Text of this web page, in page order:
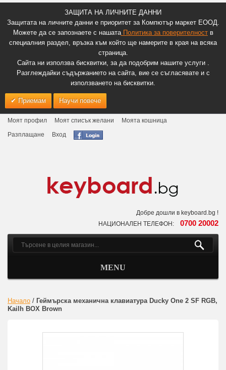
ЗАЩИТА НА ЛИЧНИТЕ ДАННИ
Защитата на личните данни е приоритет за Компютър маркет ЕООД.
Можете да се запознаете с нашатаПолитика за поверителноств
специалния раздел, връзка към който ще намерите в края на всяка
страница.
Сайта ни използва бисквитки, за да подобрим нашите услуги .
Разглеждайки съдържанието на сайта, вие се съгласявате и с
използването на бисквитки.
Приемам Научи повече
Моят профил Моят списък желани
Моята кошница
Разплащане
Вход
Добре дошли в keyboard.bg !
НАЦИОНАЛЕН ТЕЛЕФОН: 0700 20002
MENU
Начало / Геймърскa механична клавиатура Ducky One 2 SF RGB,
Kailh BOX Brown